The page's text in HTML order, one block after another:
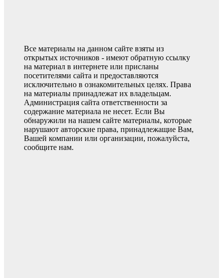
Все материалы на данном сайте взяты из
открытых источников - имеют обратную ссылку
на материал в интернете или присланы
посетителями сайта и предоставляются
исключительно в ознакомительных целях. Права
на материалы принадлежат их владельцам.
Администрация сайта ответственности за
содержание материала не несет. Если Вы
обнаружили на нашем сайте материалы, которые
нарушают авторские права, принадлежащие Вам,
Вашей компании или организации, пожалуйста,
сообщите нам.